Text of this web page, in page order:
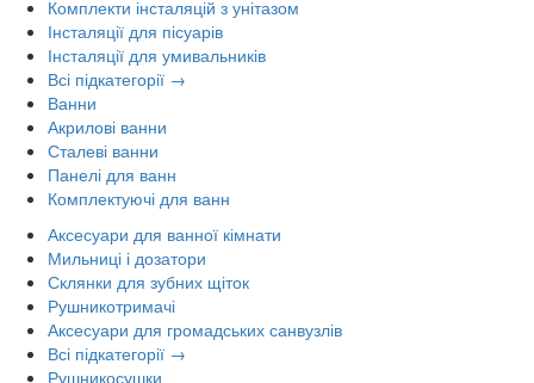
Комплекти інсталяцій з унітазом
Інсталяції для пісуарів
Інсталяції для умивальників
Всі підкатегорії →
Ванни
Акрилові ванни
Сталеві ванни
Панелі для ванн
Комплектуючі для ванн
Аксесуари для ванної кімнати
Мильниці і дозатори
Склянки для зубних щіток
Рушникотримачі
Аксесуари для громадських санвузлів
Всі підкатегорії →
Рушникосушки